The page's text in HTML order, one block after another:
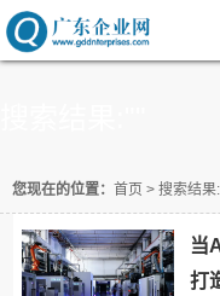
您现在的位置： 首页 > 搜索结果:
当
打